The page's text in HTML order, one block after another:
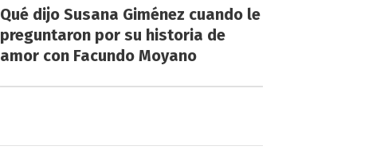
Qué dijo Susana Giménez cuando le
preguntaron por su historia de
amor con Facundo Moyano